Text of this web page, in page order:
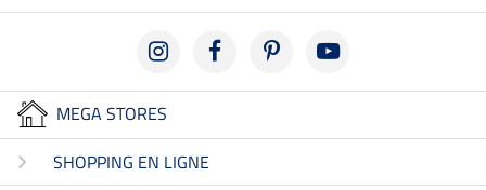
MEGA STORES
SHOPPING EN LIGNE